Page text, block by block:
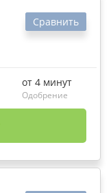
Сравнить
от 4 минут
Одобрение